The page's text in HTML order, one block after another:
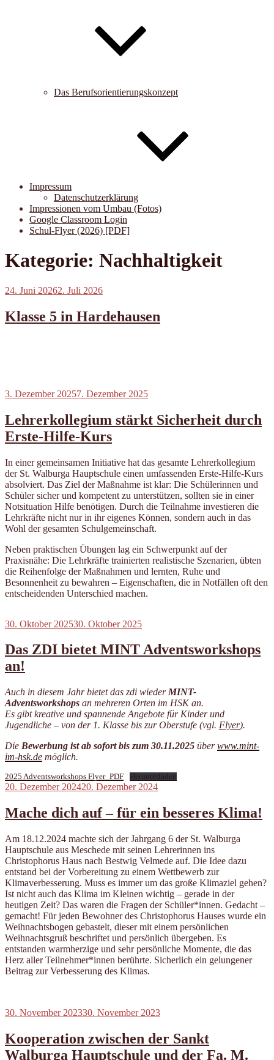
Das Berufsorientierungskonzept
Impressum
Datenschutzerklärung
Impressionen vom Umbau (Fotos)
Google Classroom Login
Schul-Flyer (2026) [PDF]
Kategorie: Nachhaltigkeit
Veröffentlicht
24. Juni 20262. Juli 2026
Klasse 5 in Hardehausen
Veröffentlicht
3. Dezember 20257. Dezember 2025
Lehrerkollegium stärkt Sicherheit durch
Erste-Hilfe-Kurs
In einer gemeinsamen Initiative hat das gesamte Lehrerkollegium
der St. Walburga Hauptschule einen umfassenden Erste-Hilfe-Kurs
absolviert. Das Ziel der Maßnahme ist klar: Die Schülerinnen und
Schüler sicher und kompetent zu unterstützen, sollten sie in einer
Notsituation Hilfe benötigen. Durch die Teilnahme investieren die
Lehrkräfte nicht nur in ihr eigenes Können, sondern auch in das
Wohl der gesamten Schulgemeinschaft.
Neben praktischen Übungen lag ein Schwerpunkt auf der
Praxisnähe: Die Lehrkräfte trainierten realistische Szenarien, übten
die Reihenfolge der Maßnahmen und lernten, Ruhe und
Besonnenheit zu bewahren – Eigenschaften, die in Notfällen oft den
entscheidenden Unterschied machen.
Veröffentlicht
30. Oktober 202530. Oktober 2025
Das ZDI bietet MINT Adventsworkshops
an!
Auch in diesem Jahr bietet das zdi wieder MINT-
Adventsworkshops an mehreren Orten im HSK an.
Es gibt kreative und spannende Angebote für Kinder und
Jugendliche – von der 1. Klasse bis zur Oberstufe (vgl. Flyer).
Die Bewerbung ist ab sofort bis zum 30.11.2025 überwww.mint-
im-hsk.de möglich.
2025 Adventsworkshops Flyer_PDF Herunterladen
Veröffentlicht
20. Dezember 202420. Dezember 2024
Mache dich auf – für ein besseres Klima!
Am 18.12.2024 machte sich der Jahrgang 6 der St. Walburga
Hauptschule aus Meschede mit seinen Lehrerinnen ins
Christophorus Haus nach Bestwig Velmede auf. Die Idee dazu
entstand bei der Vorbereitung zu einem Wettbewerb zur
Klimaverbesserung. Muss es immer um das große Klimaziel gehen?
Ist nicht auch das Klima im Kleinen wichtig – gerade in der
heutigen Zeit? Das waren die Fragen der Schüler*innen. Gedacht –
gemacht! Für jeden Bewohner des Christophorus Hauses wurde ein
Weihnachtsbogen gebastelt, dieser mit einem persönlichen
Weihnachtsgruß beschriftet und persönlich übergeben. Es
entstanden warmherzige und sehr persönliche Momente, die das
Herz aller Teilnehmer*innen berührte. Sicherlich ein gelungener
Beitrag zur Verbesserung des Klimas.
Veröffentlicht
30. November 202330. November 2023
Kooperation zwischen der Sankt
Walburga Hauptschule und der Fa. M.